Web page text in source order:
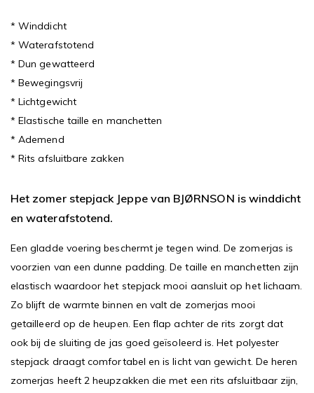
* Winddicht
* Waterafstotend
* Dun gewatteerd
* Bewegingsvrij
* Lichtgewicht
* Elastische taille en manchetten
* Ademend
* Rits afsluitbare zakken
Het zomer stepjack Jeppe van BJØRNSON is winddicht
en waterafstotend.
Een gladde voering beschermt je tegen wind. De zomerjas is
voorzien van een dunne padding. De taille en manchetten zijn
elastisch waardoor het stepjack mooi aansluit op het lichaam.
Zo blijft de warmte binnen en valt de zomerjas mooi
getailleerd op de heupen. Een flap achter de rits zorgt dat
ook bij de sluiting de jas goed geïsoleerd is. Het polyester
stepjack draagt comfortabel en is licht van gewicht. De heren
zomerjas heeft 2 heupzakken die met een rits afsluitbaar zijn,